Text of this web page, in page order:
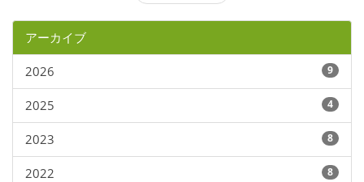
アーカイブ
2026 9
2025 4
2023 8
2022 8